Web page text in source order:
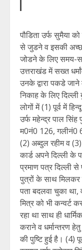
पौडिता उर्फ सुमैया
से जुडने व इसकी
जोडने के लिए समय-
उत्तराखंड में सख्त
उनके द्वारा पकडे
निकाह के लिए
लोगों में (1) पूर्व में
उर्फ महेन्द्र पाल
म0नं0 126, गलीनं0
(2) अब्दुल रहीम व
कार्ड अपने दिल्ली के
प्रमाण पत्र दिल्ली
पुत्रों के साथ मिलकर
पता बदलवा चुका था,
मित्र को भी कन्वर्ट
रहा था साथ ही
कराने व धर्मान्तरण
की पुष्टि हुई है। (4)